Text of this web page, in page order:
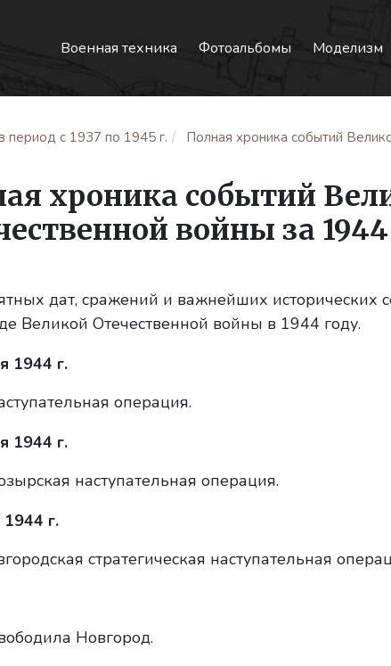
Военная техника Фотоальбомы Моделизм
период с 1937 по 1945 г. Полная хроника событий
хроника событий
войны за
дат, сражений и важнейших исторических
Великой Отечественной войны в 1944 году.
1944 г.
операция.
1944 г.
наступательная операция.
г.
стратегическая наступательная
Новгород.